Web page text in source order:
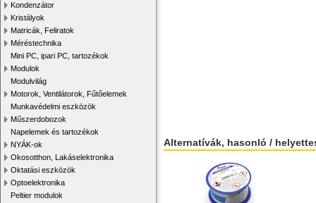
Kondenzátor
Kristályok
Matricák, Feliratok
Méréstechnika
Mini PC, ipari PC, tartozékok
Modulok
Modulvilág
Motorok, Ventilátorok, Fűtőelemek
Munkavédelmi eszközök
Műszerdobozok
Napelemek és tartozékok
NYÁK-ok
Okosotthon, Lakáselektronika
Oktatási eszközök
Optoelektronika
Peltier modulok
Alternatívák, hasonló /